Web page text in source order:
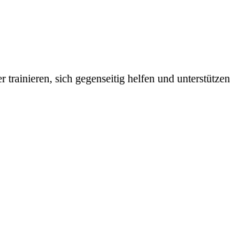
sich gegenseitig helfen und